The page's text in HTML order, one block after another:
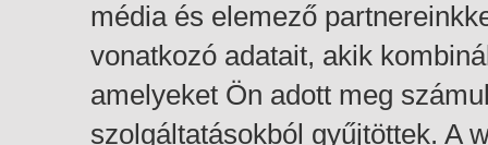
média és elemező
vonatkozó adatait, akik
amelyeket Ön adott meg
szolgáltatásokból gyűjtöttek. A